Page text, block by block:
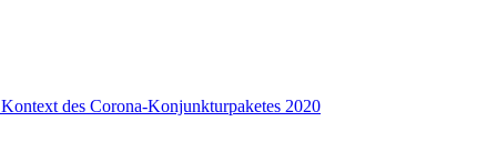
des Corona-Konjunkturpaketes 2020